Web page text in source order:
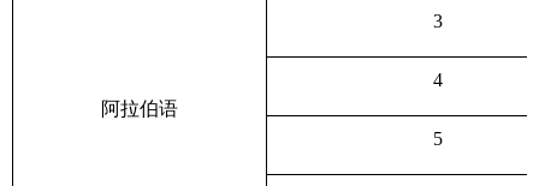
阿拉伯语
3
4
5